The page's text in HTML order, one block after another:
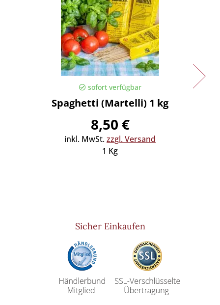
sofort verfügbar
Spaghetti (Martelli) 1 kg
8,50 €
inkl. MwSt.zzgl. Versand
1 Kg
Sicher Einkaufen